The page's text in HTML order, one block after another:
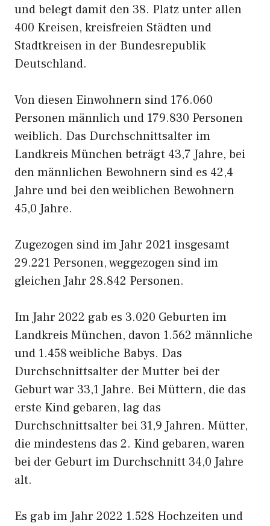
und belegt damit den 38. Platz unter allen
400 Kreisen, kreisfreien Städten und
Stadtkreisen in der Bundesrepublik
Deutschland.
Von diesen Einwohnern sind 176.060
Personen männlich und 179.830 Personen
weiblich. Das Durchschnittsalter im
Landkreis München beträgt 43,7 Jahre, bei
den männlichen Bewohnern sind es 42,4
Jahre und bei den weiblichen Bewohnern
45,0 Jahre.
Zugezogen sind im Jahr 2021 insgesamt
29.221 Personen, weggezogen sind im
gleichen Jahr 28.842 Personen.
Im Jahr 2022 gab es 3.020 Geburten im
Landkreis München, davon 1.562 männliche
und 1.458 weibliche Babys. Das
Durchschnittsalter der Mutter bei der
Geburt war 33,1 Jahre. Bei Müttern, die das
erste Kind gebaren, lag das
Durchschnittsalter bei 31,9 Jahren. Mütter,
die mindestens das 2. Kind gebaren, waren
bei der Geburt im Durchschnitt 34,0 Jahre
alt.
Es gab im Jahr 2022 1.528 Hochzeiten und